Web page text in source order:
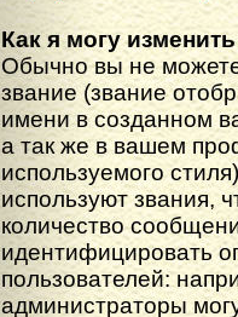
Как я могу
Обычно вы не
звание (звание
имени в созданном
а так же в вашем
используемого
используют звания,
количество
идентифицировать
пользователей:
администраторы